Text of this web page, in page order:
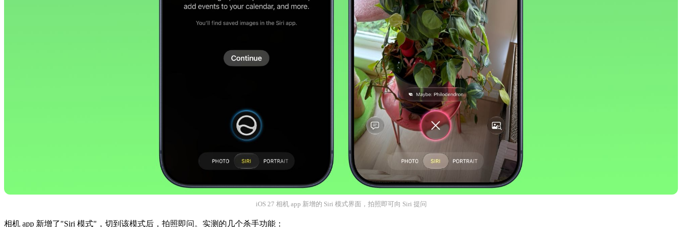
iOS 27 相机 app 新增的 Siri 模式界面，拍照即可向 Siri 提问
相机 app 新增了"Siri 模式"，切到该模式后，拍照即问。实测的几个杀手功能：